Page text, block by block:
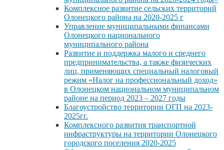
Комплексное развитие сельских территорий
Олонецкого района на 2020-2025 г
Управление муниципальными финансами
Олонецкого национального
муниципального района
Развитие и поддержка малого и среднего
предпринимательства, а также физических
лиц, применяющих специальный налоговый
режим «Налог на профессиональный доход»
в Олонецком национальном муниципальном
районе на период 2023 – 2027 годы
Благоустройство территории ОГП на 2023-
2025гг.
Комплексного развития транспортной
инфраструктуры на территории Олонецкого
городского поселения 2020-2025